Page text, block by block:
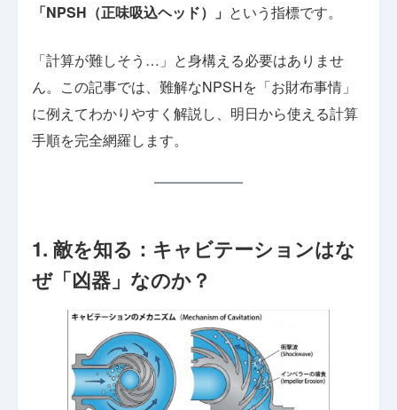
「NPSH（正味吸込ヘッド）」 という指標です。
「計算が難しそう…」と身構える必要はありませ
ん。この記事では、難解なNPSHを「お財布事情」
に例えてわかりやすく解説し、明日から使える計算
手順を完全網羅します。
1. 敵を知る：キャビテーションはな
ぜ「凶器」なのか？